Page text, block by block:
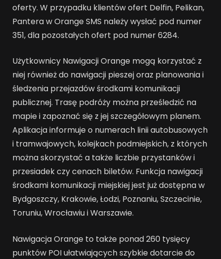
oferty. W przypadku klientów ofert Delfin, Pelikan,
Pantera w Orange SMS należy wysłać pod numer
351, dla pozostałych ofert pod numer 6284.
Użytkownicy Nawigacji Orange mogą korzystać z
niej również do nawigacji pieszej oraz planowania i
śledzenia przejazdów środkami komunikacji
publicznej. Trasę podróży można prześledzić na
mapie i zapoznać się z jej szczegółowym planem.
Aplikacja informuje o numerach linii autobusowych
i tramwajowych, kolejkach podmiejskich, z których
można skorzystać a także liczbie przystanków i
przesiadek czy cenach biletów. Funkcja nawigacji
środkami komunikacji miejskiej jest już dostępna w
Bydgoszczy, Krakowie, Łodzi, Poznaniu, Szczecinie,
Toruniu, Wrocławiu i Warszawie.
Nawigacja Orange to także ponad 260 tysięcy
punktów POI ułatwiających szybkie dotarcie do